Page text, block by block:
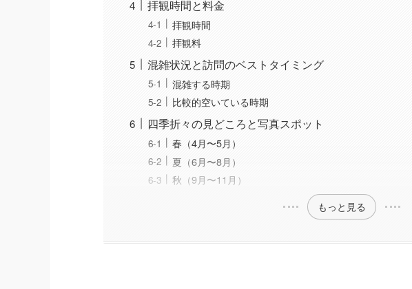
拝観時間と料金
拝観時間
拝観料
混雑状況と訪問のベストタイミング
混雑する時期
比較的空いている時期
四季折々の見どころと写真スポット
春（4月〜5月）
夏（6月〜8月）
秋（9月〜11月）
もっと見る